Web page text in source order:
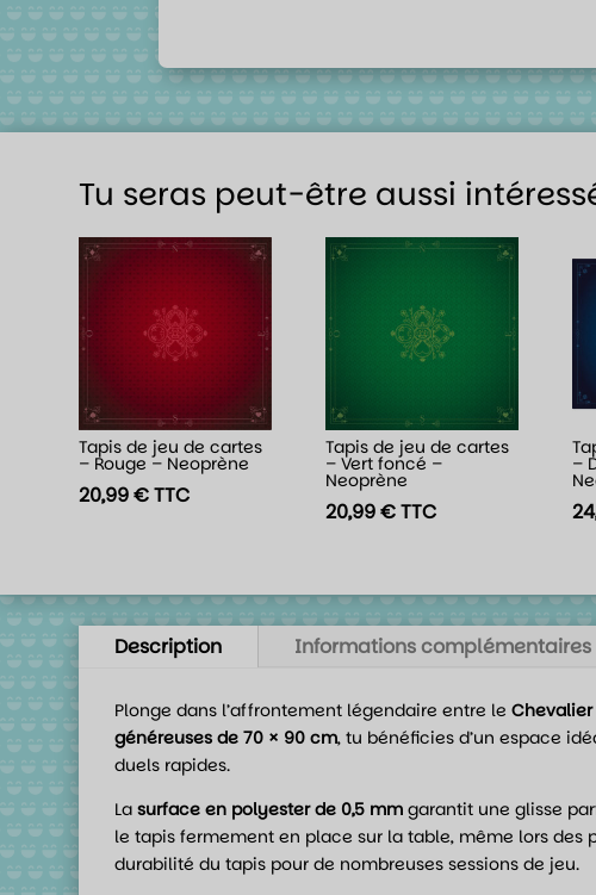
Tu seras peut-être aussi
Tapis de jeu de cartes
– Rouge – Neoprène
20,99€TTC
Tapis de jeu de cartes
– Vert foncé –
Neoprène
20,99€TTC
–
Description Informations complémentaires
Plonge dans l’affrontement légendaire entre le
généreuses de 70 × 90 cm, tu bénéficies d’un espace
duels rapides.
Lasurface en polyester de 0,5 mm garantit une glisse
le tapis fermement en place sur la table, même lors des
durabilité du tapis pour de nombreuses sessions de jeu.